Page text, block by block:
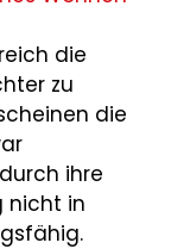
die
zu
die
ihre
nicht in